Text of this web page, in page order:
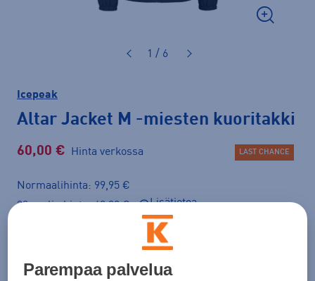
1 / 6
Icepeak
Altar Jacket M -miesten kuoritakki
60,00 € Hinta verkossa
Normaalihinta: 99,95 €
30pv alin hinta: 60,00 €
Lisätietoa
LAST CHANCE
Parempaa palvelua